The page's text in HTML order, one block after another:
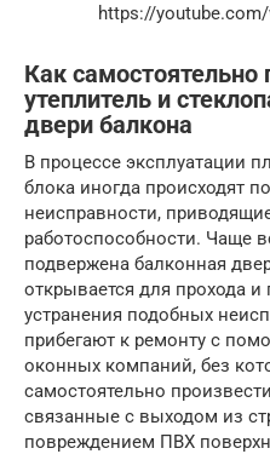
https://youtube.com/
Как самостоятельно
утеплитель и
двери балкона
В процессе эксплуатации
блока иногда происходят
неисправности,
работоспособности. Чаще
подвержена балконная
открывается для прохода
устранения подобных
прибегают к ремонту с
оконных компаний, без
самостоятельно
связанные с выходом из
повреждением ПВХ